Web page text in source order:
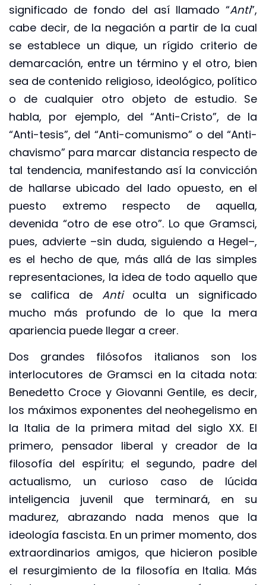
significado de fondo del así llamado “Anti”,
cabe decir, de la negación a partir de la cual
se establece un dique, un rígido criterio de
demarcación, entre un término y el otro, bien
sea de contenido religioso, ideológico, político
o de cualquier otro objeto de estudio. Se
habla, por ejemplo, del “Anti-Cristo”, de la
“Anti-tesis”, del “Anti-comunismo” o del “Anti-
chavismo” para marcar distancia respecto de
tal tendencia, manifestando así la convicción
de hallarse ubicado del lado opuesto, en el
puesto extremo respecto de aquella,
devenida “otro de ese otro”. Lo que Gramsci,
pues, advierte –sin duda, siguiendo a Hegel–,
es el hecho de que, más allá de las simples
representaciones, la idea de todo aquello que
se califica de Antioculta un significado
mucho más profundo de lo que la mera
apariencia puede llegar a creer.
Dos grandes filósofos italianos son los
interlocutores de Gramsci en la citada nota:
Benedetto Croce y Giovanni Gentile, es decir,
los máximos exponentes del neohegelismo en
la Italia de la primera mitad del siglo XX. El
primero, pensador liberal y creador de la
filosofía del espíritu; el segundo, padre del
actualismo, un curioso caso de lúcida
inteligencia juvenil que terminará, en su
madurez, abrazando nada menos que la
ideología fascista. En un primer momento, dos
extraordinarios amigos, que hicieron posible
el resurgimiento de la filosofía en Italia. Más